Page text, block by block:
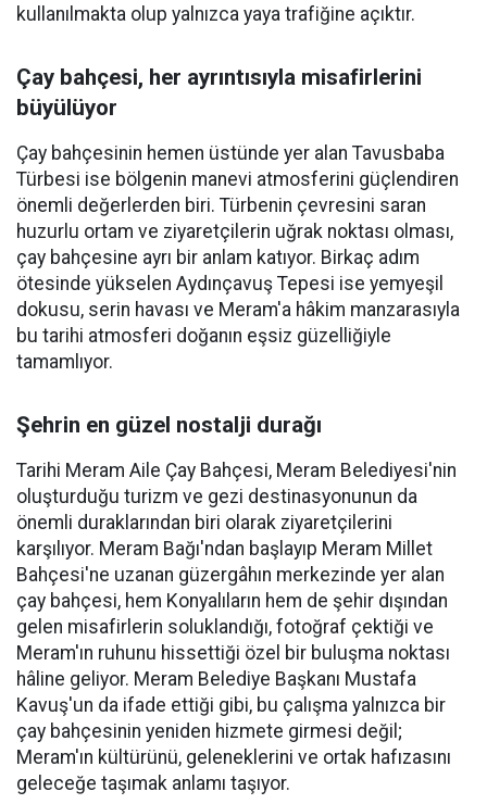
kullanılmakta olup yalnızca yaya trafiğine açıktır.
Çay bahçesi, her ayrıntısıyla misafirlerini
büyülüyor
Çay bahçesinin hemen üstünde yer alan Tavusbaba
Türbesi ise bölgenin manevi atmosferini güçlendiren
önemli değerlerden biri. Türbenin çevresini saran
huzurlu ortam ve ziyaretçilerin uğrak noktası olması,
çay bahçesine ayrı bir anlam katıyor. Birkaç adım
ötesinde yükselen Aydınçavuş Tepesi ise yemyeşil
dokusu, serin havası ve Meram'a hâkim manzarasıyla
bu tarihi atmosferi doğanın eşsiz güzelliğiyle
tamamlıyor.
Şehrin en güzel nostalji durağı
Tarihi Meram Aile Çay Bahçesi, Meram Belediyesi'nin
oluşturduğu turizm ve gezi destinasyonunun da
önemli duraklarından biri olarak ziyaretçilerini
karşılıyor. Meram Bağı'ndan başlayıp Meram Millet
Bahçesi'ne uzanan güzergâhın merkezinde yer alan
çay bahçesi, hem Konyalıların hem de şehir dışından
gelen misafirlerin soluklandığı, fotoğraf çektiği ve
Meram'ın ruhunu hissettiği özel bir buluşma noktası
hâline geliyor. Meram Belediye Başkanı Mustafa
Kavuş'un da ifade ettiği gibi, bu çalışma yalnızca bir
çay bahçesinin yeniden hizmete girmesi değil;
Meram'ın kültürünü, geleneklerini ve ortak hafızasını
geleceğe taşımak anlamı taşıyor.